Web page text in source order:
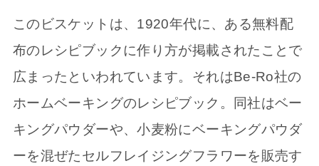
このビスケットは、1920年代に、ある無料配
布のレシピブックに作り方が掲載されたことで
広まったといわれています。それはBe-Ro社の
ホームベーキングのレシピブック。同社はベー
キングパウダーや、小麦粉にベーキングパウダ
ーを混ぜたセルフレイジングフラワーを販売す